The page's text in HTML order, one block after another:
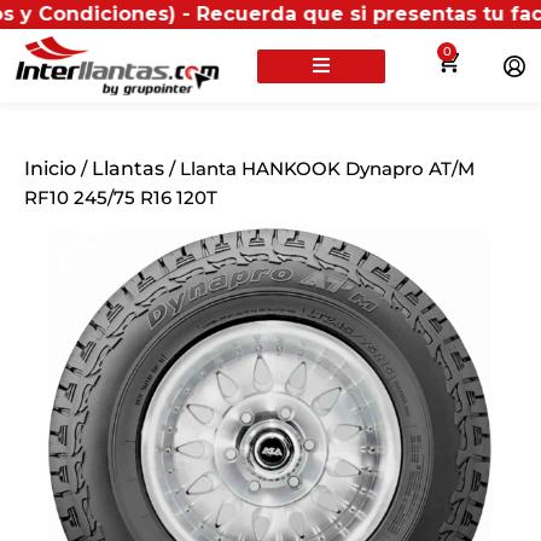
- Recuerda que si presentas tu factura
0
Inicio / Llantas / Llanta HANKOOK Dynapro AT/M
RF10 245/75 R16 120T